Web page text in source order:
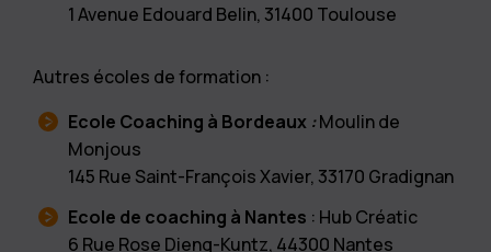
1 Avenue Edouard Belin, 31400 Toulouse
Autres écoles de formation :
Ecole Coaching à Bordeaux :Moulin de
Monjous
145 Rue Saint-François Xavier, 33170 Gradignan
Ecole de coaching à Nantes : Hub Créatic
6 Rue Rose Dieng-Kuntz, 44300 Nantes